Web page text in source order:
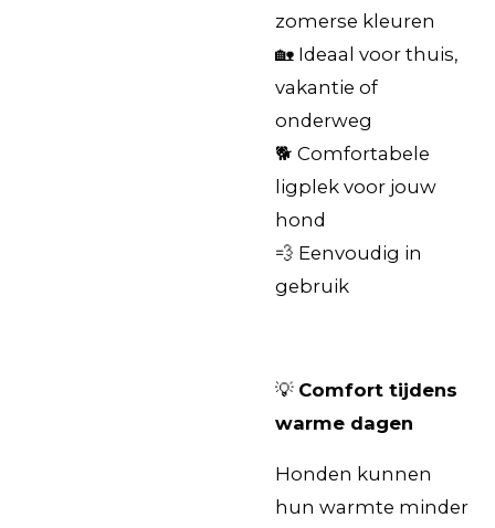
zomerse kleuren
🏡 Ideaal voor thuis,
vakantie of
onderweg
🐕 Comfortabele
ligplek voor jouw
hond
💨 Eenvoudig in
gebruik
💡 Comfort tijdens
warme dagen
Honden kunnen
hun warmte minder